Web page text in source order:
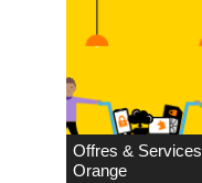
Offres & Services
Orange